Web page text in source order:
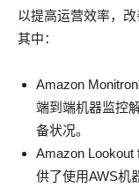
以提高运营效率，
其中：
Amazon
端到端机器监控
备状况。
Amazon Lookout
供了使用AWS机